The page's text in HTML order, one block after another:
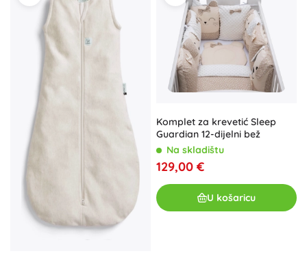
Komplet za krevetić Sleep
Guardian 12-dijelni bež
Na skladištu
129,00 €
U košaricu